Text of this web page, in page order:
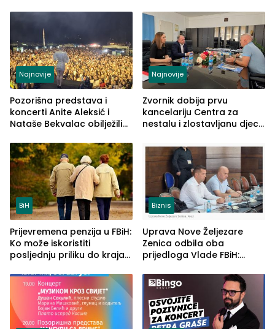
vidljive na njima
Najnovije
Pozorišna predstava i
koncerti Anite Aleksić i
Nataše Bekvalac obilježili
ljeta (FOTO)
Najnovije
Zvornik dobija prvu
kancelariju Centra za
nestalu i zlostavljanu djecu
BiH
Prijevremena penzija u FBiH:
Ko može iskoristiti
posljednju priliku do kraja
Biznis
Uprava Nove Željezare
Zenica odbila oba
prijedloga Vlade FBiH:
rješenje